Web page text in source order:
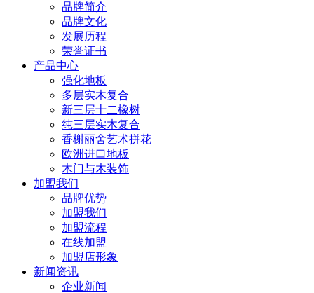
品牌简介
品牌文化
发展历程
荣誉证书
产品中心
强化地板
多层实木复合
新三层十二橡树
纯三层实木复合
香榭丽舍艺术拼花
欧洲进口地板
木门与木装饰
加盟我们
品牌优势
加盟我们
加盟流程
在线加盟
加盟店形象
新闻资讯
企业新闻